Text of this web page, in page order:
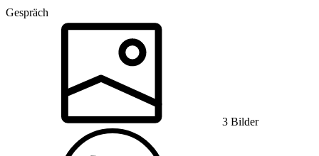
Gespräch
3 Bilder